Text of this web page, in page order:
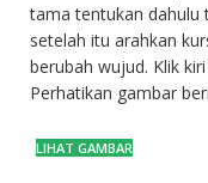
tama tentukan dahulu
setelah itu arahkan
berubah wujud. Klik
Perhatikan gambar